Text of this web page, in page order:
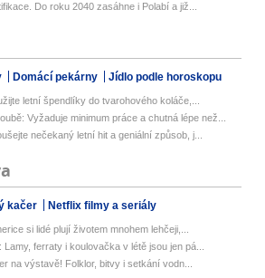
Do roku 2040 zasáhne i Polabí a již...
Domácí pekárny Jídlo podle horoskopu
letní špendlíky do tvarohového koláče,...
Vyžaduje minimum práce a chutná lépe než...
nečekaný letní hit a geniální způsob, j...
kačer Netflix filmy a seriály
si lidé plují životem mnohem lehčeji,...
ferraty i koulovačka v létě jsou jen pá...
na výstavě! Folklor, bitvy i setkání vodn...